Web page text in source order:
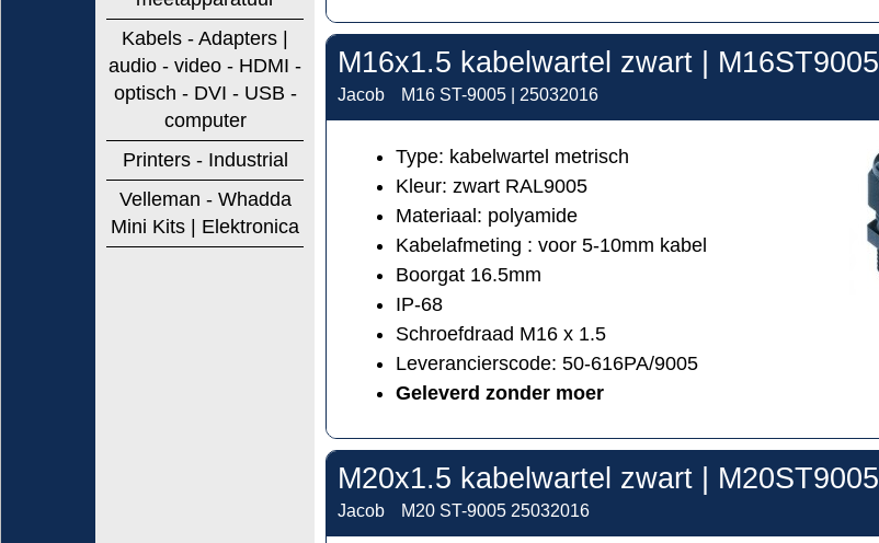
Kabels - Adapters |
audio - video - HDMI -
optisch - DVI - USB -
computer
Printers - Industrial
Velleman - Whadda
Mini Kits | Elektronica
M16x1.5 kabelwartel zwart | M16ST9005
Jacob M16 ST-9005 | 25032016
Type: kabelwartel metrisch
Kleur: zwart RAL9005
Materiaal: polyamide
Kabelafmeting : voor 5-10mm kabel
Boorgat 16.5mm
IP-68
Schroefdraad M16 x 1.5
Leverancierscode: 50-616PA/9005
Geleverd zonder moer
M20x1.5 kabelwartel zwart | M20ST9005
Jacob M20 ST-9005 25032016